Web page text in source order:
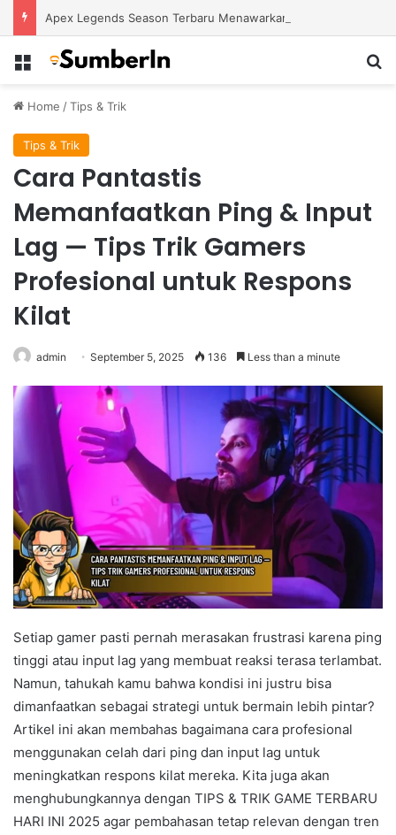
Menu
Home /Tips & Trik
Tips & Trik
Cara Pantastis
Memanfaatkan Ping & Input
Lag — Tips Trik Gamers
Profesional untuk Respons
Kilat
admin September 5, 2025 136 Less than a minute
Setiap gamer pasti pernah merasakan frustrasi karena ping
tinggi atau input lag yang membuat reaksi terasa terlambat.
Namun, tahukah kamu bahwa kondisi ini justru bisa
dimanfaatkan sebagai strategi untuk bermain lebih pintar?
Artikel ini akan membahas bagaimana cara profesional
menggunakan celah dari ping dan input lag untuk
meningkatkan respons kilat mereka. Kita juga akan
menghubungkannya dengan TIPS & TRIK GAME TERBARU
HARI INI 2025 agar pembahasan tetap relevan dengan tren